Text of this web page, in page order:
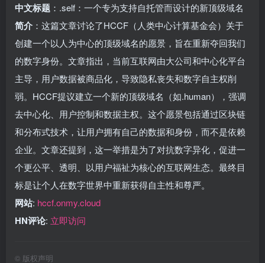
中文标题 ：.self：一个专为支持自托管而设计的新顶级域名
简介 ：这篇文章讨论了HCCF（人类中心计算基金会）关于
创建一个以人为中心的顶级域名的愿景，旨在重新夺回我们
的数字身份。文章指出，当前互联网由大公司和中心化平台
主导，用户数据被商品化，导致隐私丧失和数字自主权削
弱。HCCF提议建立一个新的顶级域名（如.human），强调
去中心化、用户控制和数据主权。这个愿景包括通过区块链
和分布式技术，让用户拥有自己的数据和身份，而不是依赖
企业。文章还提到，这一举措是为了对抗数字异化，促进一
个更公平、透明、以用户福祉为核心的互联网生态。最终目
标是让个人在数字世界中重新获得自主性和尊严。
网站: hccf.onmy.cloud
HN评论: 立即访问
© 版权声明